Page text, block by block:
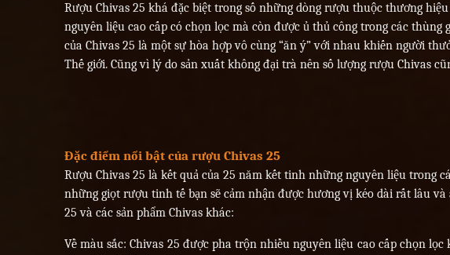
Rượu Chivas 25 khá đặc biệt trong số những dòng rượu thuộc thương
nguyên liệu cao cấp có chọn lọc mà còn được ủ thủ công trong các
của Chivas 25 là một sự hòa hợp vô cùng “ăn ý” với nhau khiến người
Thế giới. Cũng vì lý do sản xuất không đại trà nên số lượng rượu Chivas
Đặc điểm nổi bật của rượu Chivas 25
Rượu Chivas 25 là kết quả của 25 năm kết tinh những nguyên liệu trong
những giọt rượu tinh tế bạn sẽ cảm nhận được hương vị kéo dài rất lâu
25 và các sản phẩm Chivas khác:
Về màu sắc: Chivas 25 được pha trộn nhiều nguyên liệu cao cấp chọn